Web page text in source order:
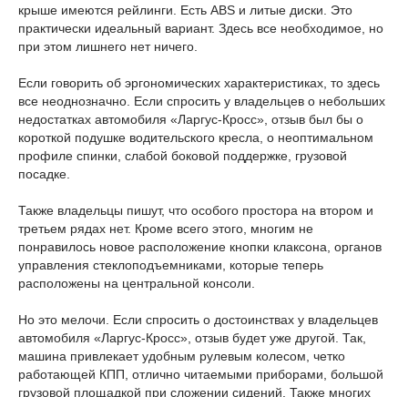
крыше имеются рейлинги. Есть ABS и литые диски. Это
практически идеальный вариант. Здесь все необходимое, но
при этом лишнего нет ничего.
Если говорить об эргономических характеристиках, то здесь
все неоднозначно. Если спросить у владельцев о небольших
недостатках автомобиля «Ларгус-Кросс», отзыв был бы о
короткой подушке водительского кресла, о неоптимальном
профиле спинки, слабой боковой поддержке, грузовой
посадке.
Также владельцы пишут, что особого простора на втором и
третьем рядах нет. Кроме всего этого, многим не
понравилось новое расположение кнопки клаксона, органов
управления стеклоподъемниками, которые теперь
расположены на центральной консоли.
Но это мелочи. Если спросить о достоинствах у владельцев
автомобиля «Ларгус-Кросс», отзыв будет уже другой. Так,
машина привлекает удобным рулевым колесом, четко
работающей КПП, отлично читаемыми приборами, большой
грузовой площадкой при сложении сидений. Также многих